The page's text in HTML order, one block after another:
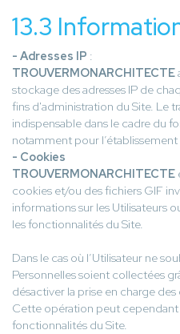
13.3
- Adresses IP :
TROUVERMONARCHITECTE
stockage des adresses IP de
fins d'administration du Site. Le
indispensable dans le cadre du
notamment pour
- Cookies
TROUVERMONARCHITECTE
cookies et/ou des fichiers GIF
informations sur les Utilisateurs
les fonctionnalités du Site.
Dans le cas où l’Utilisateur ne
Personnelles soient collectées
désactiver la prise en charge
Cette opération peut
fonctionnalités du Site.